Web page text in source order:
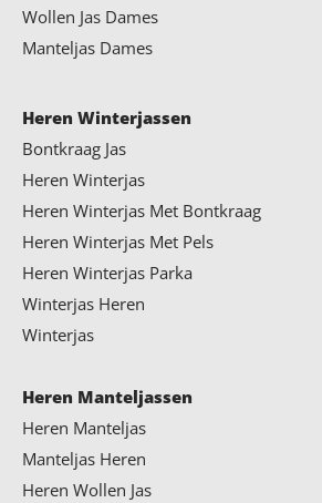
Wollen Jas Dames
Manteljas Dames
Heren Winterjassen
Bontkraag Jas
Heren Winterjas
Heren Winterjas Met Bontkraag
Heren Winterjas Met Pels
Heren Winterjas Parka
Winterjas Heren
Winterjas
Heren Manteljassen
Heren Manteljas
Manteljas Heren
Heren Wollen Jas